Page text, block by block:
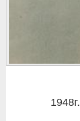
1948г.